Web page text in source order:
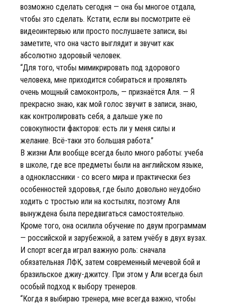
возможно сделать сегодня — она бы многое отдала,
чтобы это сделать. Кстати, если вы посмотрите её
видеоинтервью или просто послушаете записи, вы
заметите, что она часто выглядит и звучит как
абсолютно здоровый человек.
“Для того, чтобы мимикрировать под здорового
человека, мне приходится собираться и проявлять
очень мощный самоконтроль, — признаётся Аля. — Я
прекрасно знаю, как мой голос звучит в записи, знаю,
как контролировать себя, а дальше уже по
совокупности факторов: есть ли у меня силы и
желание. Всё-таки это большая работа.”
В жизни Али вообще всегда было много работы: учеба
в школе, где все предметы были на английском языке,
а одноклассники - со всего мира и практически без
особенностей здоровья, где было довольно неудобно
ходить с тростью или на костылях, поэтому Аля
вынуждена была передвигаться самостоятельно.
Кроме того, она осилила обучение по двум программам
— российской и зарубежной, а затем учёбу в двух вузах.
И спорт всегда играл важную роль: сначала
обязательная ЛФК, затем современный мечевой бой и
бразильское джиу-джитсу. При этом у Али всегда был
особый подход к выбору тренеров.
“Когда я выбираю тренера, мне всегда важно, чтобы